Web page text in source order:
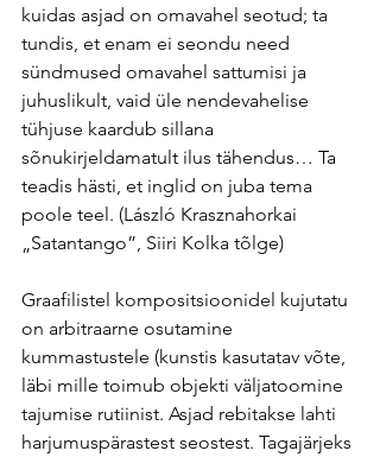
kuidas asjad on omavahel seotud; ta
tundis, et enam ei seondu need
sündmused omavahel sattumisi ja
juhuslikult, vaid üle nendevahelise
tühjuse kaardub sillana
sõnukirjeldamatult ilus tähendus… Ta
teadis hästi, et inglid on juba tema
poole teel. (László Krasznahorkai
„Satantango”, Siiri Kolka tõlge)
Graafilistel kompositsioonidel kujutatu
on arbitraarne osutamine
kummastustele (kunstis kasutatav võte,
läbi mille toimub objekti väljatoomine
tajumise rutiinist. Asjad rebitakse lahti
harjumuspärastest seostest. Tagajärjeks